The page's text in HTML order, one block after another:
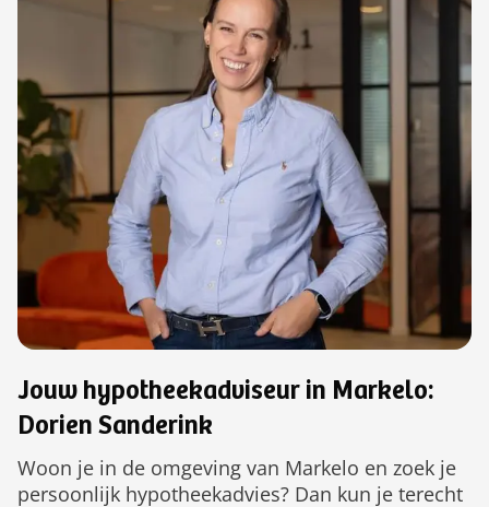
Jouw hypotheekadviseur in Markelo:
Dorien Sanderink
Woon je in de omgeving van Markelo en zoek je
persoonlijk hypotheekadvies? Dan kun je terecht